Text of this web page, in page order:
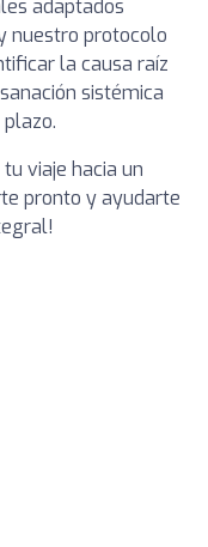
adaptados
nuestro protocolo
la causa raíz
sistémica
viaje hacia un
pronto y ayudarte